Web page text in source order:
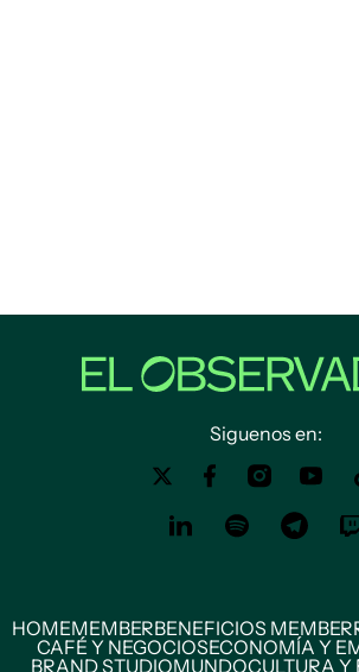
Siguenos en:
HOMEMEMBERBENEFICIOS MEMBER
CAFÉ Y NEGOCIOSECONOMÍA Y
BRAND STUDIOMUNDOCULTURA Y